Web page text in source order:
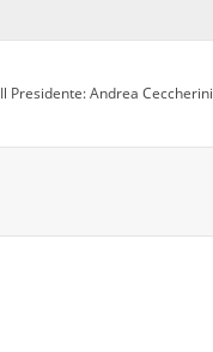
Il Presidente: Andrea Ceccherini